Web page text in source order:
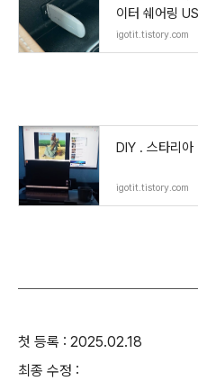
이터 쉐어링
igotit.tistory.com
DIY . 스타리아
igotit.tistory.com
첫 등록 : 2025.02.18
최종 수정 :